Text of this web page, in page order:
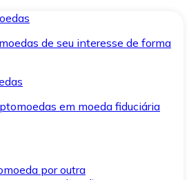
de seu interesse de forma
em moeda fiduciária
por outra